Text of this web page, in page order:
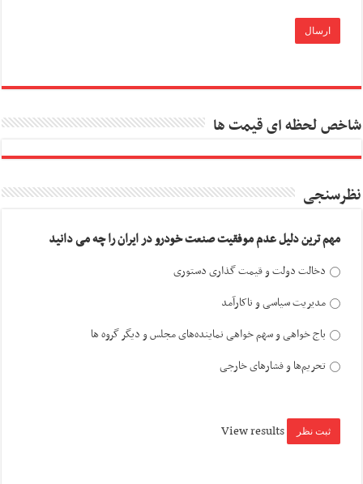
شاخص لحظه ای قیمت ها
نظرسنجی
مهم ترین دلیل عدم موفقیت صنعت خودرو در ایران را چه می دانید
دخالت دولت و قیمت گذاری دستوری
مدیریت سیاسی و ناکارآمد
باج خواهی و سهم خواهی نماینده‌های مجلس و دیگر گروه ها
تحریم‌ها و فشارهای خارجی
View results